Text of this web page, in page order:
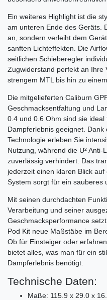
Ein weiteres Highlight ist die
am unteren Ende des Geräts.
an, sondern verleiht dem
sanften Lichteffekten. Die
seitlichen Schieberegler
Zugwiderstand perfekt an Ihre
strengem MTL bis hin zu
Die mitgelieferten Caliburn
Geschmacksentfaltung und
0.4 und 0.6 Ohm sind sie
Dampferlebnis geeignet.
Technologie erleben Sie
Nutzung, während die U² Anti-
zuverlässig verhindert. Das
jederzeit einen klaren Blick
System sorgt für ein sauberes
Mit seinen durchdachten
Verarbeitung und seiner
Geschmacksperformance
Pod Kit neue Maßstäbe im
Ob für Einsteiger oder
bietet alles, was man für ein
Dampferlebnis benötigt.
Technische Daten:
Maße: 115.9 x 29.0 x